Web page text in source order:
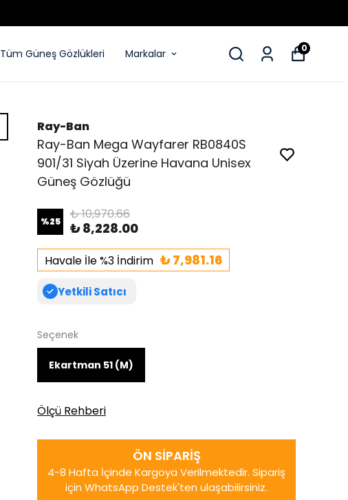
Tüm Güneş Gözlükleri Markalar 0
Ray-Ban
Ray-Ban Mega Wayfarer RB0840S
901/31 Siyah Üzerine Havana Unisex
Güneş Gözlüğü
%25 ₺ 10,970.66
₺ 8,228.00
Havale İle %3 İndirim ₺ 7,981.16
Yetkili Satıcı
Seçenek
Ekartman 51 (M)
Ölçü Rehberi